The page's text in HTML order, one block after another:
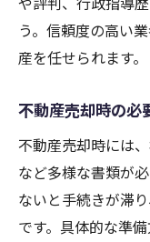
売却時
複数業
悪質業者を
不動産
大阪の
口コミ
悪質業
う。信頼度の高い
産を任せられます。
不動産売却時の必
不動産売却時には
など多様な書類が
ないと手続きが滞
です。具体的な準